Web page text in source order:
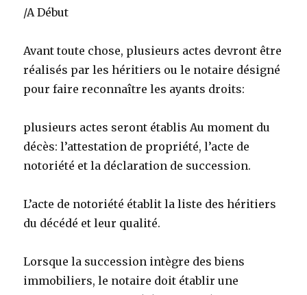
/A Début
Avant toute chose, plusieurs actes devront être
réalisés par les héritiers ou le notaire désigné
pour faire reconnaître les ayants droits:
plusieurs actes seront établis Au moment du
décès: l’attestation de propriété, l’acte de
notoriété et la déclaration de succession.
L’acte de notoriété établit la liste des héritiers
du décédé et leur qualité.
Lorsque la succession intègre des biens
immobiliers, le notaire doit établir une